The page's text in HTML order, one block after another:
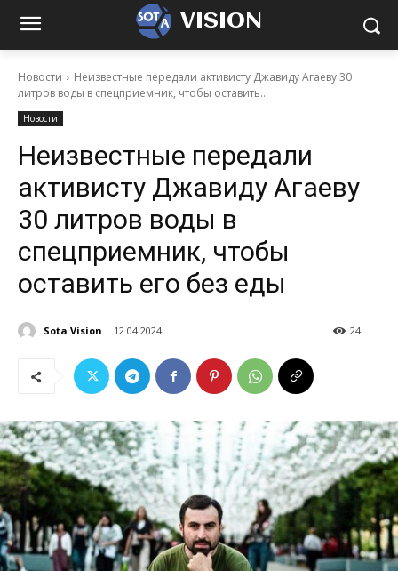
VISION
Новости
Неизвестные передали активисту Джавиду Агаеву 30
литров воды в спецприемник, чтобы оставить...
Новости
Неизвестные передали
активисту Джавиду Агаеву
30 литров воды в
спецприемник, чтобы
оставить его без еды
Sota Vision 12.04.2024 24